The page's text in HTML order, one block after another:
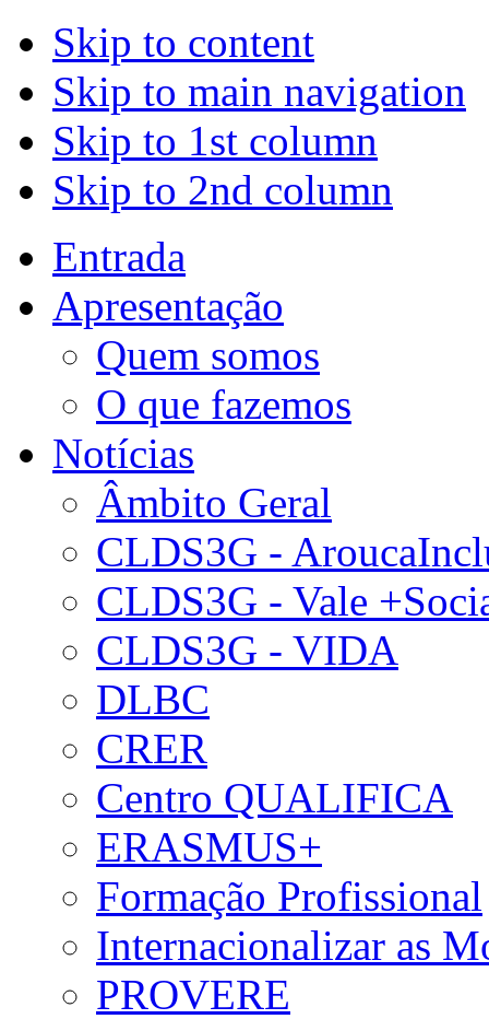
Skip to content
Skip to main navigation
Skip to 1st column
Skip to 2nd column
Entrada
Apresentação
Quem somos
O que fazemos
Notícias
Âmbito Geral
CLDS3G -
CLDS3G - Vale
CLDS3G - VIDA
DLBC
CRER
Centro QUALIFICA
ERASMUS+
Formação Profissional
Internacionalizar as
PROVERE